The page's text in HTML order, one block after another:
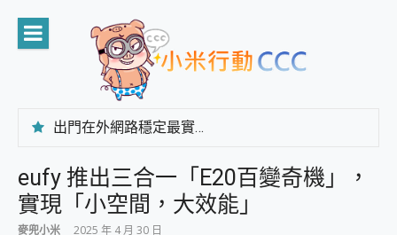
content
出門在外網路穩定最實在 「台灣大哥大」榮獲 4G/5G 在線率全球 NO.3 全台第一與全台六冠王實測心得，走到哪順到哪！
CP 值天花板~ Bongcom BS5 足球君開箱~ 短焦投影機 3千元就能擁有！ 折扣碼在這～
專為 PC上的 XBOX和掌機設計的 FireCuda X1070 SSD 固態硬碟開箱 評測
台灣製攝影機在這裡，100%全無線設計 SpotCam Solo Eco 太陽能防水雲端攝影機 SpotCam Solo 3 2.5K高畫質戶外攝影機 開箱 評測
eufy 推出三合一「E20百變奇機」，
實現「小空間，大效能」
麥兜小米 2025 年 4 月 30 日